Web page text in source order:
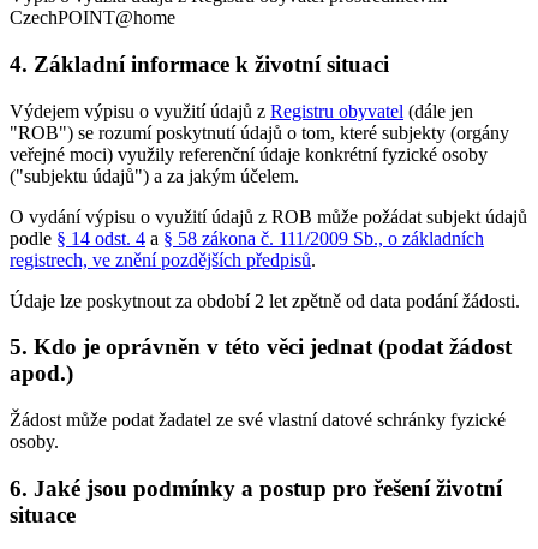
CzechPOINT@home
4. Základní informace k životní situaci
Výdejem výpisu o využití údajů z Registru obyvatel (dále jen
"ROB") se rozumí poskytnutí údajů o tom, které subjekty (orgány
veřejné moci) využily referenční údaje konkrétní fyzické osoby
("subjektu údajů") a za jakým účelem.
O vydání výpisu o využití údajů z ROB může požádat subjekt údajů
podle § 14 odst. 4 a § 58 zákona č. 111/2009 Sb., o základních
registrech, ve znění pozdějších předpisů.
Údaje lze poskytnout za období 2 let zpětně od data podání žádosti.
5. Kdo je oprávněn v této věci jednat (podat žádost
apod.)
Žádost může podat žadatel ze své vlastní datové schránky fyzické
osoby.
6. Jaké jsou podmínky a postup pro řešení životní
situace